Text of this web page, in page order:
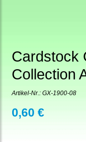
Cardstock
Collection
Artikel-Nr.: GX-1900-08
0,60 €